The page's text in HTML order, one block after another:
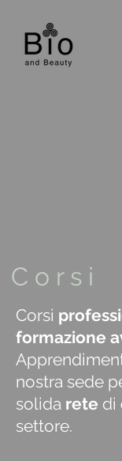
Corsi
formazione
nostra sede
solida rete di
settore.
s i